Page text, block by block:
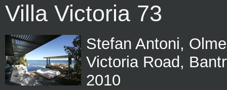
Villa Victoria 73
Stefan Antoni,
Victoria Road,
2010